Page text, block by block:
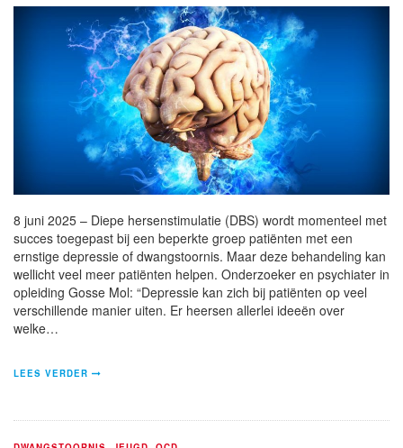
8 juni 2025 – Diepe hersenstimulatie (DBS) wordt momenteel met
succes toegepast bij een beperkte groep patiënten met een
ernstige depressie of dwangstoornis. Maar deze behandeling kan
wellicht veel meer patiënten helpen. Onderzoeker en psychiater in
opleiding Gosse Mol: “Depressie kan zich bij patiënten op veel
verschillende manier uiten. Er heersen allerlei ideeën over
welke…
LEES VERDER